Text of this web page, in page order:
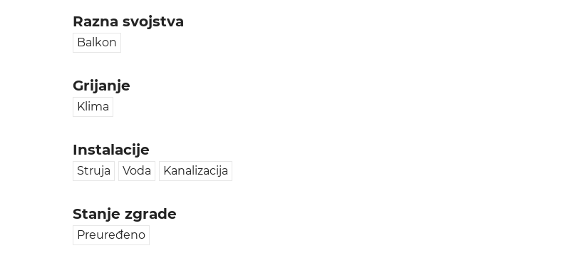
Razna svojstva
Balkon
Grijanje
Klima
Instalacije
Struja Voda Kanalizacija
Stanje zgrade
Preuređeno